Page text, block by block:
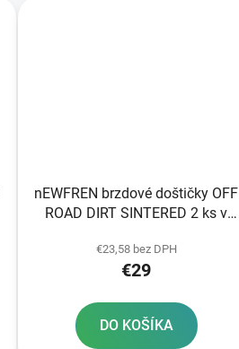
nEWFREN brzdové doštičky OFF
ROAD DIRT SINTERED 2 ks v
€23,58 bez DPH
€29
DO KOŠÍKA